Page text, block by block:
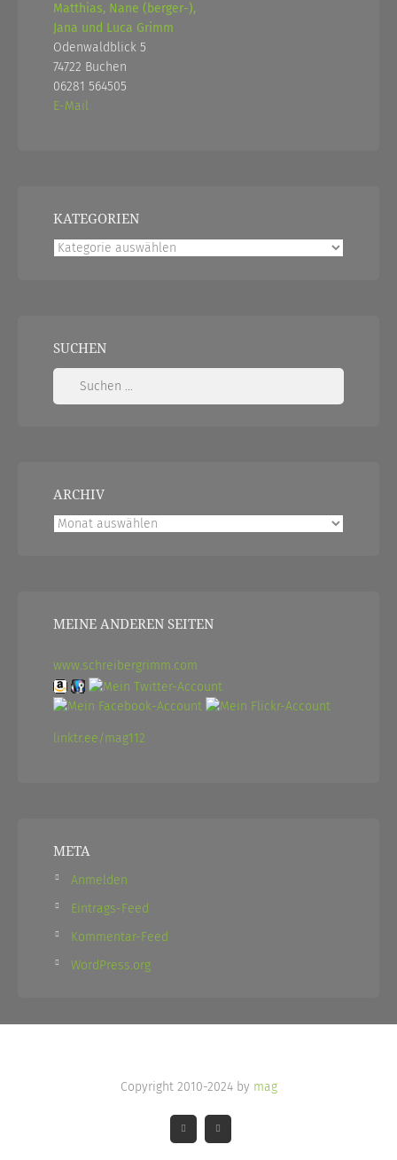
Matthias, Nane (berger-),
Jana und Luca Grimm
Odenwaldblick 5
74722 Buchen
06281 564505
E-Mail
KATEGORIEN
Kategorien
SUCHEN
Suchen
ARCHIV
Archiv
MEINE ANDEREN SEITEN
www.schreibergrimm.com
linktr.ee/mag112
META
Anmelden
Eintrags-Feed
Kommentar-Feed
WordPress.org
Copyright 2010-2024 by mag